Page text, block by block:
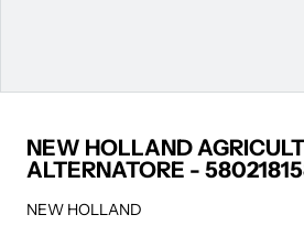
NEW HOLLAND
ALTERNATORE -
NEW HOLLAND